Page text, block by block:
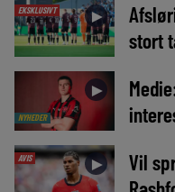
EKSKLUSIVT ►
stort
NYHEDER
►
AVIS ►
Vil